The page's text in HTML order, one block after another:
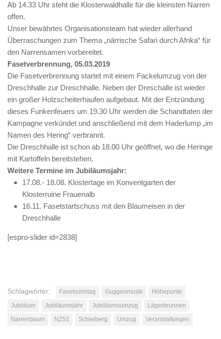
Ab 14.33 Uhr steht die Klosterwaldhalle für die kleinsten Narren
offen.
Unser bewährtes Organisationsteam hat wieder allerhand
Überraschungen zum Thema „närrische Safari durch Afrika“ für
den Narrensamen vorbereitet.
Fasetverbrennung, 05.03.2019
Die Fasetverbrennung startet mit einem Fackelumzug von der
Dreschhalle zur Dreschhalle. Neben der Dreschalle ist wieder
ein großer Holzscheiterhaufen aufgebaut. Mit der Entzündung
dieses Funkenfeuers um 19.30 Uhr werden die Schandtaten der
Kampagne verkündet und anschließend mit dem Haderlump „im
Namen des Hering“ verbrannt.
Die Dreschhalle ist schon ab 18.00 Uhr geöffnet, wo die Heringe
mit Kartoffeln bereitstehen.
Weitere Termine im Jubiläumsjahr:
17.08.- 18.08. Klostertage im Konventgarten der
Klosterruine Frauenalb
16.11. Fasetstartschuss mit den Blaumeisen in der
Dreschhalle
[espro-slider id=2838]
Schlagwörter: Fasetsonntag Guggenmusik
Höhepunte
Jubiläum
Jubiläumsjahr Jubiläumsumzug
Lägerbrunnen
Narrenbaum
NZ53 Schielberg Umzug Veranstaltungen